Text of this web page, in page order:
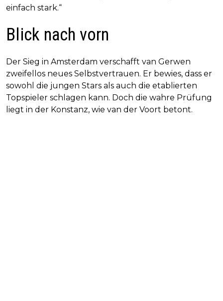
einfach stark.“
Blick nach vorn
Der Sieg in Amsterdam verschafft van Gerwen
zweifellos neues Selbstvertrauen. Er bewies, dass er
sowohl die jungen Stars als auch die etablierten
Topspieler schlagen kann. Doch die wahre Prüfung
liegt in der Konstanz, wie van der Voort betont.